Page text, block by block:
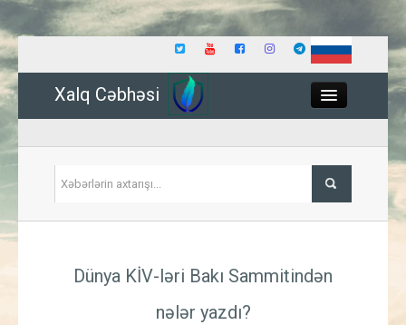
Xalq Cəbhəsi
İqtisadiyyat
Dünya KİV-ləri Bakı Sammitindən
nələr yazdı?